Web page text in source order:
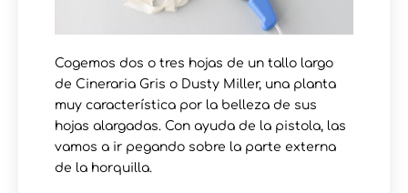
Cogemos dos o tres hojas de un tallo largo
de Cineraria Gris o Dusty Miller, una planta
muy característica por la belleza de sus
hojas alargadas. Con ayuda de la pistola, las
vamos a ir pegando sobre la parte externa
de la horquilla.